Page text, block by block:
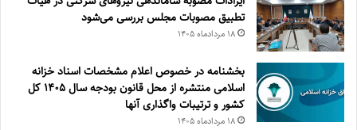
تطبیق مصوبات مجلس بررسی می‌شود
۱۸ مرداد‌ماه ۱۴۰۵
بخشنامه در خصوص اعلام مشخصات اسناد خزانه
اسلامی منتشره از محل قانون بودجه سال ۱۴۰۵ کل
کشور و ترتیبات واگذاری آنها
۱۸ مرداد‌ماه ۱۴۰۵